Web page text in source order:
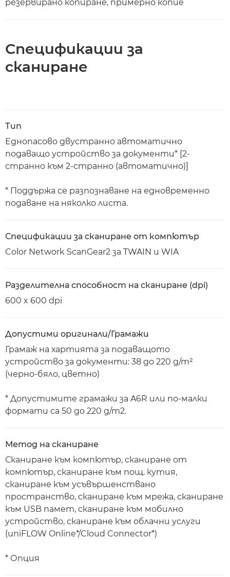
резервирано копиране, примерно копие
Спецификации за
сканиране
Тип
Еднопасово двустранно автоматично
подаващо устройство за документи* [2-
странно към 2-странно (автоматично)]
* Поддържа се разпознаване на едновременно
подаване на няколко листа.
Спецификации за сканиране от компютър
Color Network ScanGear2 за TWAIN и WIA
Разделителна способност на сканиране (dpi)
600 x 600 dpi
Допустими оригинали/Грамажи
Грамаж на хартията за подаващото
устройство за документи: 38 до 220 g/m²
(черно-бяло, цветно)
* Допустимите грамажи за A6R или по-малки
формати са 50 до 220 g/m2.
Метод на сканиране
Сканиране към компютър, сканиране от
компютър, сканиране към пощ. кутия,
сканиране към усъвършенствано
пространство, сканиране към мрежа, сканиране
към USB памет, сканиране към мобилно
устройство, сканиране към облачни услуги
(uniFLOW Online*/Cloud Connector*)
* Опция